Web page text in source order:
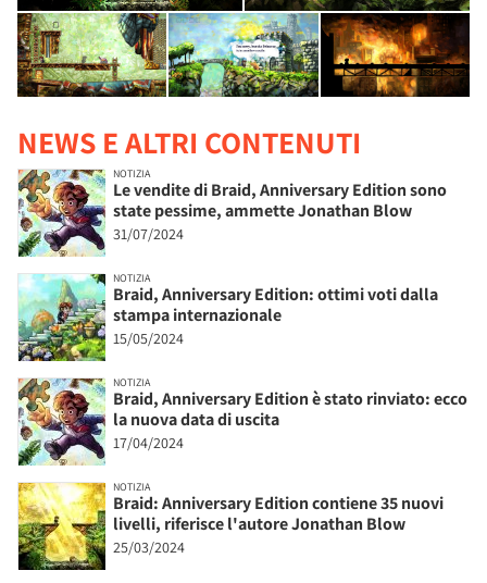
NEWS E ALTRI CONTENUTI
NOTIZIA
Le vendite di Braid, Anniversary Edition sono
state pessime, ammette Jonathan Blow
31/07/2024
NOTIZIA
Braid, Anniversary Edition: ottimi voti dalla
stampa internazionale
15/05/2024
NOTIZIA
Braid, Anniversary Edition è stato rinviato: ecco
la nuova data di uscita
17/04/2024
NOTIZIA
Braid: Anniversary Edition contiene 35 nuovi
livelli, riferisce l'autore Jonathan Blow
25/03/2024